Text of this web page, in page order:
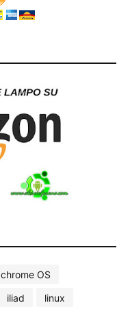
chrome OS
iliad
linux